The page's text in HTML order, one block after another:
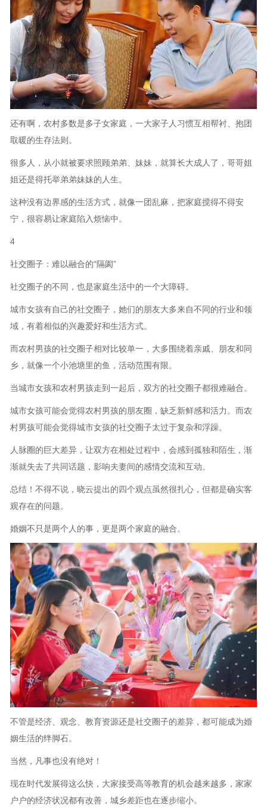
还有啊，农村多数是多子女家庭，一大家子人习惯互相帮衬、抱团
取暖的生存法则。
很多人，从小就被要求照顾弟弟、妹妹，就算长大成人了，哥哥姐
姐还是得托举弟弟妹妹的人生。
这种没有边界感的生活方式，就像一团乱麻，把家庭搅得不得安
宁，很容易让家庭陷入烦恼中。
4
社交圈子：难以融合的“隔阂”
社交圈子的不同，也是家庭生活中的一个大障碍。
城市女孩有自己的社交圈子，她们的朋友大多来自不同的行业和领
域，有着相似的兴趣爱好和生活方式。
而农村男孩的社交圈子相对比较单一，大多围绕着亲戚、朋友和同
乡，就像一个小池塘里的鱼，活动范围有限。
当城市女孩和农村男孩走到一起后，双方的社交圈子都很难融合。
城市女孩可能会觉得农村男孩的朋友圈，缺乏新鲜感和活力。而农
村男孩可能会觉得城市女孩的社交圈子太过于复杂和浮躁。
人脉圈的巨大差异，让双方在相处过程中，会感到孤独和陌生，渐
渐就失去了共同话题，影响夫妻间的感情交流和互动。
总结！不得不说，晓云提出的四个观点虽然很扎心，但都是确实客
观存在的问题。
婚姻不只是两个人的事，更是两个家庭的融合。
不管是经济、观念、教育资源还是社交圈子的差异，都可能成为婚
姻生活的绊脚石。
当然，凡事也没有绝对！
现在时代发展得这么快，大家接受高等教育的机会越来越多，家家
户户的经济状况都有改善，城乡差距也在逐步缩小。